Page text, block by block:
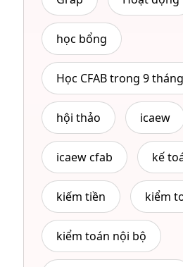
học bổng
Học CFAB trong 9 tháng
hội thảo icaew
icaew cfab kế
kiếm tiền kiểm
kiểm toán nội bộ